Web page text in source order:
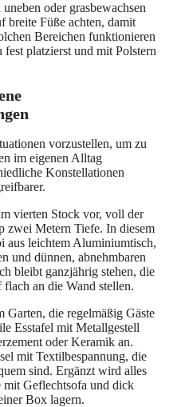
oder grasbewachsen
breite Füße achten, damit
Bereichen funktionieren
fest platzierst und mit Polstern
vorzustellen, um zu
im eigenen Alltag
Konstellationen
vierten Stock vor, voll der
zwei Metern Tiefe. In diesem
aus leichtem Aluminiumtisch,
und dünnen, abnehmbaren
bleibt ganzjährig stehen, die
an die Wand stellen.
Garten, die regelmäßig Gäste
Esstafel mit Metallgestell
oder Keramik an.
mit Textilbespannung, die
sind. Ergänzt wird alles
mit Geflechtsofa und dick
Box lagern.